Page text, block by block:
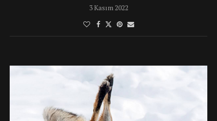
3 Kasım 2022